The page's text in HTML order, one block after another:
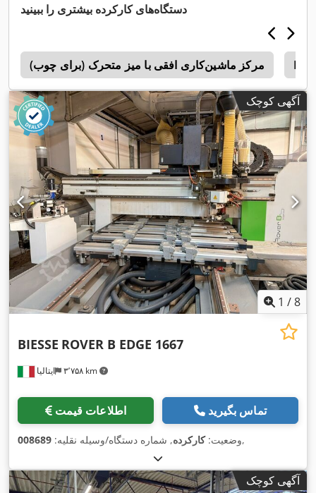
دستگاه‌های کارکرده بیشتری را ببینید
مرکز ماشین‌کاری افقی با میز متحرک (برای چوب)
آگهی کوچک
1 /8
ایتالیا ۳٬۷۵۸ km
BIESSE ROVER B EDGE 1667
اطلاعات قیمت تماس بگیرید
وضعیت:کارکرده, شماره دستگاه/وسیله نقلیه: 008689 ,
آگهی کوچک